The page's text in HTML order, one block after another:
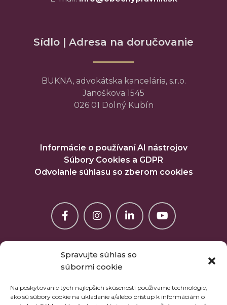
Spravujte súhlas so
súbormi cookie
Na poskytovanie tých najlepších skúseností používame technológie,
ako sú súbory cookie na ukladanie a/alebo prístup k informáciám o
Sídlo | Adresa na doručovanie
BUKNA, advokátska kancelária, s.r.o.
Janoškova 1545
026 01 Dolný Kubín
Informácie o používaní AI nástrojov
Súbory Cookies a GDPR
Odvolanie súhlasu so zberom cookies